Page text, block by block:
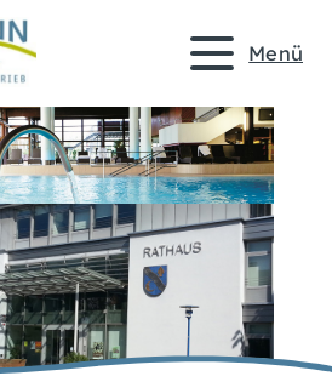
Menü